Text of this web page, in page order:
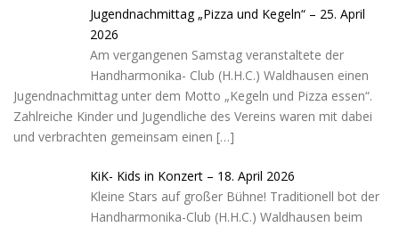
Jugendnachmittag „Pizza und Kegeln“ – 25. April
2026
Am vergangenen Samstag veranstaltete der
Handharmonika- Club (H.H.C.) Waldhausen einen
Jugendnachmittag unter dem Motto „Kegeln und Pizza essen“.
Zahlreiche Kinder und Jugendliche des Vereins waren mit dabei
und verbrachten gemeinsam einen […]
KiK- Kids in Konzert – 18. April 2026
Kleine Stars auf großer Bühne! Traditionell bot der
Handharmonika-Club (H.H.C.) Waldhausen beim